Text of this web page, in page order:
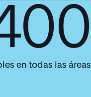
en todas las áreas